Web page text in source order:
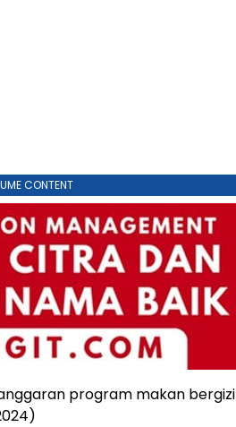
CONTENT
program makan bergizi